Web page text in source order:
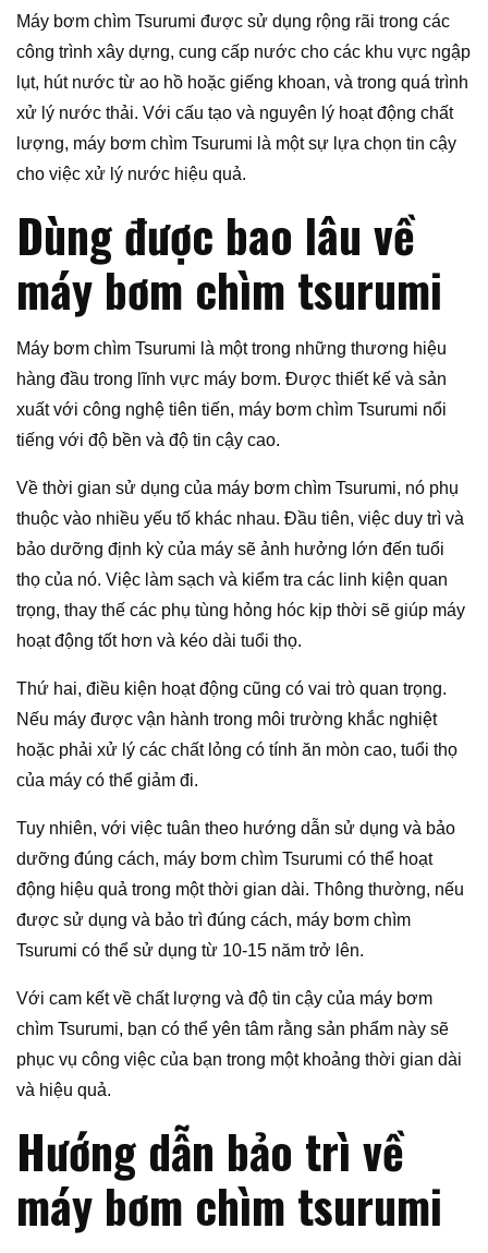
Máy bơm chìm Tsurumi được sử dụng rộng rãi trong các
công trình xây dựng, cung cấp nước cho các khu vực ngập
lụt, hút nước từ ao hồ hoặc giếng khoan, và trong quá trình
xử lý nước thải. Với cấu tạo và nguyên lý hoạt động chất
lượng, máy bơm chìm Tsurumi là một sự lựa chọn tin cậy
cho việc xử lý nước hiệu quả.
Dùng được bao lâu về
máy bơm chìm tsurumi
Máy bơm chìm Tsurumi là một trong những thương hiệu
hàng đầu trong lĩnh vực máy bơm. Được thiết kế và sản
xuất với công nghệ tiên tiến, máy bơm chìm Tsurumi nổi
tiếng với độ bền và độ tin cậy cao.
Về thời gian sử dụng của máy bơm chìm Tsurumi, nó phụ
thuộc vào nhiều yếu tố khác nhau. Đầu tiên, việc duy trì và
bảo dưỡng định kỳ của máy sẽ ảnh hưởng lớn đến tuổi
thọ của nó. Việc làm sạch và kiểm tra các linh kiện quan
trọng, thay thế các phụ tùng hỏng hóc kịp thời sẽ giúp máy
hoạt động tốt hơn và kéo dài tuổi thọ.
Thứ hai, điều kiện hoạt động cũng có vai trò quan trọng.
Nếu máy được vận hành trong môi trường khắc nghiệt
hoặc phải xử lý các chất lỏng có tính ăn mòn cao, tuổi thọ
của máy có thể giảm đi.
Tuy nhiên, với việc tuân theo hướng dẫn sử dụng và bảo
dưỡng đúng cách, máy bơm chìm Tsurumi có thể hoạt
động hiệu quả trong một thời gian dài. Thông thường, nếu
được sử dụng và bảo trì đúng cách, máy bơm chìm
Tsurumi có thể sử dụng từ 10-15 năm trở lên.
Với cam kết về chất lượng và độ tin cậy của máy bơm
chìm Tsurumi, bạn có thể yên tâm rằng sản phẩm này sẽ
phục vụ công việc của bạn trong một khoảng thời gian dài
và hiệu quả.
Hướng dẫn bảo trì về
máy bơm chìm tsurumi